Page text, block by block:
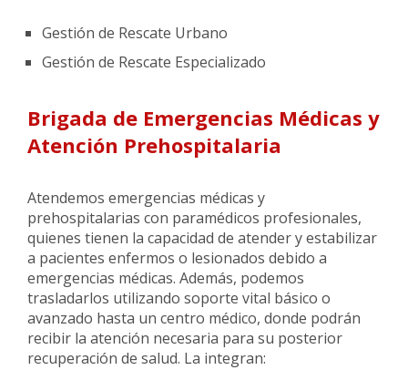
Gestión de Rescate Urbano
Gestión de Rescate Especializado
Brigada de Emergencias Médicas y
Atención Prehospitalaria
Atendemos emergencias médicas y
prehospitalarias con paramédicos profesionales,
quienes tienen la capacidad de atender y estabilizar
a pacientes enfermos o lesionados debido a
emergencias médicas. Además, podemos
trasladarlos utilizando soporte vital básico o
avanzado hasta un centro médico, donde podrán
recibir la atención necesaria para su posterior
recuperación de salud. La integran: